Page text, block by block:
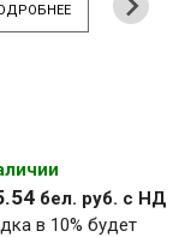
.54 бел. руб. с НДС
в 10% будет